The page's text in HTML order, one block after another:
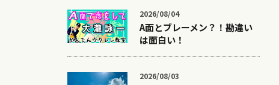
2026/08/04
A面とブレーメン？！勘違い
は面白い！
2026/08/03